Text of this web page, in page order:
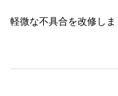
軽微な不具合を改修しま